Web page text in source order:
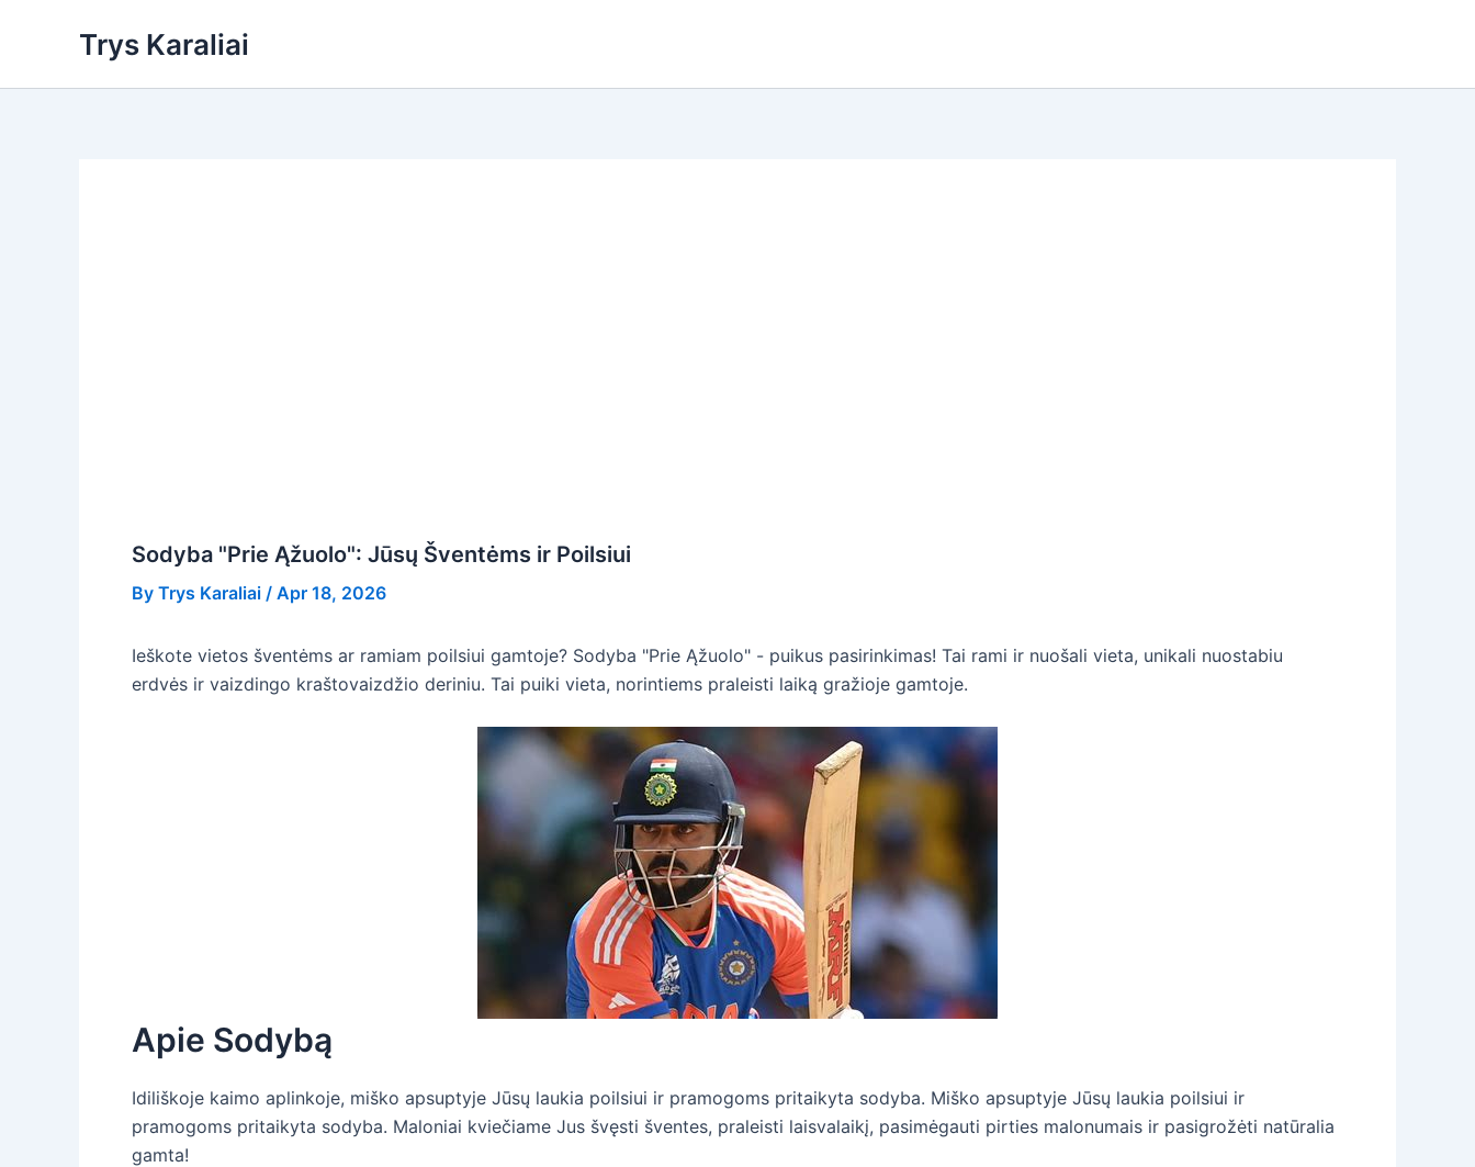
Trys Karaliai
Sodyba "Prie Ąžuolo": Jūsų Šventėms ir Poilsiui
By Trys Karaliai / Apr 18, 2026
Ieškote vietos šventėms ar ramiam poilsiui gamtoje? Sodyba "Prie Ąžuolo" - puikus pasirinkimas! Tai rami ir nuošali vieta, unikali nuostabiu
erdvės ir vaizdingo kraštovaizdžio deriniu. Tai puiki vieta, norintiems praleisti laiką gražioje gamtoje.
Apie Sodybą
Idiliškoje kaimo aplinkoje, miško apsuptyje Jūsų laukia poilsiui ir pramogoms pritaikyta sodyba. Miško apsuptyje Jūsų laukia poilsiui ir
pramogoms pritaikyta sodyba. Maloniai kviečiame Jus švęsti šventes, praleisti laisvalaikį, pasimėgauti pirties malonumais ir pasigrožėti natūralia
gamta!